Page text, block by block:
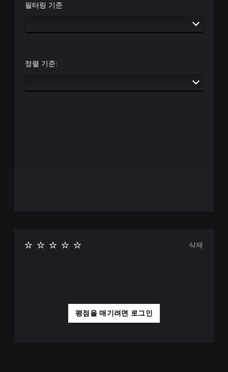
필터링 기준
정렬 기준:
평점을 매기려면 로그인
삭제